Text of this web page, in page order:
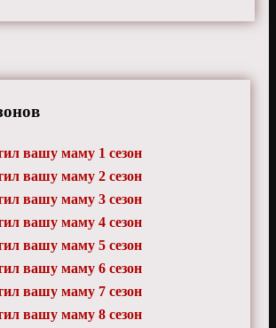
вашу маму 1 сезон
вашу маму 2 сезон
вашу маму 3 сезон
вашу маму 4 сезон
вашу маму 5 сезон
вашу маму 6 сезон
вашу маму 7 сезон
вашу маму 8 сезон